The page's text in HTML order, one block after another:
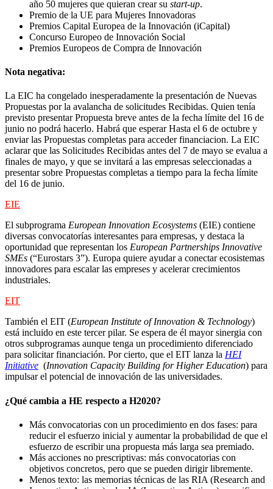
año 50 mujeres que quieran crear su start-up.
Premio de la UE para Mujeres Innovadoras
Premios Capital Europea de la Innovación (iCapital)
Concurso Europeo de Innovación Social
Premios Europeos de Compra de Innovación
Nota negativa:
La EIC ha congelado inesperadamente la presentación de Nuevas
Propuestas por la avalancha de solicitudes Recibidas. Quien tenía
previsto presentar Propuesta breve antes de la fecha límite del 16 de
junio no podrá hacerlo. Habrá que esperar Hasta el 6 de octubre y
enviar las Propuestas completas para acceder financiacion. La EIC
aclarar que las Solicitudes Recibidas antes del 7 de mayo se evalua a
finales de mayo, y que se invitará a las empresas seleccionadas a
presentar sobre Propuestas completas a tiempo para la fecha límite
del 16 de junio.
EIE
El subprograma European Innovation Ecosystems (EIE) contiene
diversas convocatorías interesantes para empresas, y destaca la
oportunidad que representan los European Partnerships Innovative
SMEs (“Eurostars 3”). Europa quiere ayudar a conectar ecosistemas
innovadores para escalar las empreses y acelerar crecimientos
industriales.
EIT
También el EIT (European Institute of Innovation & Technology)
está incluido en este tercer pilar. Se espera de él mayor sinergia con
otros subprogramas aunque tenga un procedimiento diferenciado
para solicitar financiación. Por cierto, que el EIT lanza la HEI
Initiative (Innovation Capacity Building for Higher Education) para
impulsar el potencial de innovación de las universidades.
¿Qué cambia a HE respecto a H2020?
Más convocatorias con un procedimiento en dos fases: para
reducir el esfuerzo inicial y aumentar la probabilidad de que el
esfuerzo de escribir una propuesta más larga sea premiado.
Más acciones no prescriptivas: más convocatorias con
objetivos concretos, pero que se pueden dirigir libremente.
Menos texto: las memorias técnicas de las RIA (Research and